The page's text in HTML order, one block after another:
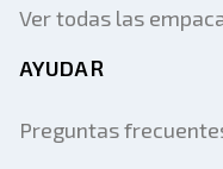
Ver todas las
AYUDAR
Preguntas